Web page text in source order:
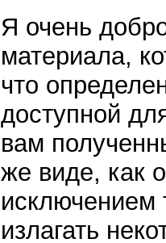
Я очень
материала,
что
доступной
вам
же виде, как
исключением
излагать